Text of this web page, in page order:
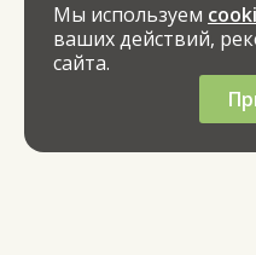
Мы используем
ваших действий,
сайта.